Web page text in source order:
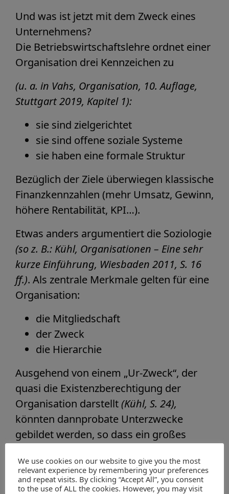
Und was ist jetzt mit dem Zweck eines
Unternehmens?
Die Betriebswirtschaftslehre ordnet einer
Organisation drei Kennzeichen zu
(u. a. in Vahs, Organisation, 10. Auflage,
Stuttgart 2019, Kapitel 1):
sie sind zielgerichtet
sie sind offene soziale Systeme
sie haben eine formale Struktur
Bezüglich der Ziele überwiegen klassische
Finanzkennzahlen (mehr Umsatz, Gewinn,
höhere Rentabilität, KPI…).
Etwas anders argumentiert die Soziologie
(so z. B.: Kühl, Organisationen – Eine sehr
kurze Einführung, Wiesbaden 2011, S. 16
ff.). Als zentrale Merkmale gelten für eine
Organisation:
die Mitgliedschaft
der Zweck
die Hierarchie
Ausgehend von einem „Ur-Zweck“, der
quasi die Existenzberechtigung der
Organisation darstellt(Kühl, S. 24),
könnten dannprobate Unterzwecke
gebildet werden, so dass ein großes
Zweckpyramide verstanden werden kann.
Wenn diese Zwecke nun mit Positionen in
We use cookies on our website to give you the most
relevant experience by remembering your preferences
and repeat visits. By clicking “Accept All”, you consent
to the use of ALL the cookies. However, you may visit